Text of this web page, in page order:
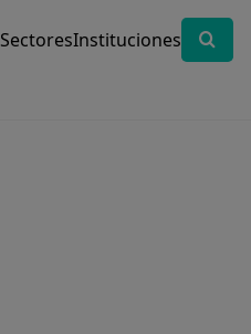
SectoresInstituciones